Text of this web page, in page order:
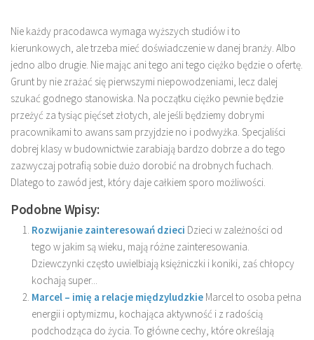
Nie każdy pracodawca wymaga wyższych studiów i to
kierunkowych, ale trzeba mieć doświadczenie w danej branży. Albo
jedno albo drugie. Nie mając ani tego ani tego ciężko będzie o ofertę.
Grunt by nie zrażać się pierwszymi niepowodzeniami, lecz dalej
szukać godnego stanowiska. Na początku ciężko pewnie będzie
przeżyć za tysiąc pięćset złotych, ale jeśli będziemy dobrymi
pracownikami to awans sam przyjdzie no i podwyżka. Specjaliści
dobrej klasy w budownictwie zarabiają bardzo dobrze a do tego
zazwyczaj potrafią sobie dużo dorobić na drobnych fuchach.
Dlatego to zawód jest, który daje całkiem sporo możliwości.
Podobne Wpisy:
Rozwijanie zainteresowań dzieci Dzieci w zależności od
tego w jakim są wieku, mają różne zainteresowania.
Dziewczynki często uwielbiają księżniczki i koniki, zaś chłopcy
kochają super...
Marcel – imię a relacje międzyludzkie Marcel to osoba pełna
energii i optymizmu, kochająca aktywność i z radością
podchodząca do życia. To główne cechy, które określają